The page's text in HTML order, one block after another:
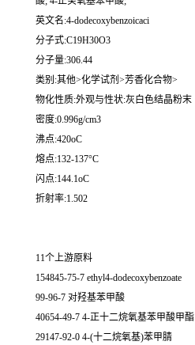
英文名:4-dodecoxybenzoicaci
分子式:C19H30O3
分子量:306.44
类别:其他>化学试剂>芳香化合物>
物化性质:外观与性状:灰白色结晶粉末
密度:0.996g/cm3
沸点:420oC
熔点:132-137°C
闪点:144.1oC
折射率:1.502
11个上游原料
154845-75-7 ethyl4-dodecoxybenzoate
99-96-7 对羟基苯甲酸
40654-49-7 4-正十二烷氧基苯甲酸甲酯
29147-92-0 4-(十二烷氧基)苯甲腈